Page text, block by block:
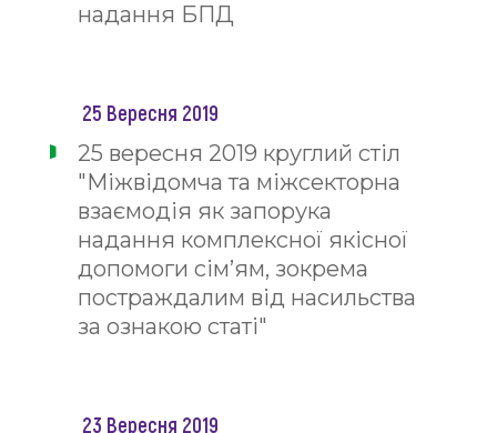
надання БПД
25 Вересня 2019
25 вересня 2019 круглий стіл
"Міжвідомча та міжсекторна
взаємодія як запорука
надання комплексної якісної
допомоги сім’ям, зокрема
постраждалим від насильства
за ознакою статі"
23 Вересня 2019